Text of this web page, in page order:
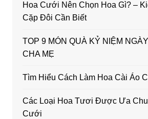
Hoa Cưới Nên Chọn Hoa Gì? –
Cặp Đôi Cần Biết
TOP 9 MÓN QUÀ KỶ NIỆM
CHA MẸ
Tìm Hiểu Cách Làm Hoa Cài Áo
Các Loại Hoa Tươi Được Ưa
Cưới